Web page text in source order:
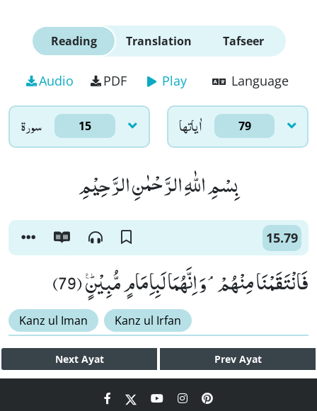
Reading Translation Tafseer
Audio PDF Play Language
سورۃ 15 اٰياتها 79
بِسْمِ اللّٰهِ الرَّحْمٰنِ الرَّحِیْمِ
15.79
فَانْتَقَمْنَا مِنْهُمْۘ-وَ اِنَّهُمَا لَبِاِمَامٍ مُّبِیْنٍ ﮒ(79)
Kanz ul Iman Kanz ul Irfan
Next Ayat Prev Ayat